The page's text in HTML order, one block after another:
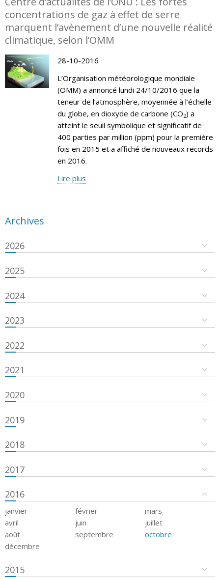
concentrations de gaz à effet de serre
marquent l’avènement d’une nouvelle réalité
climatique, selon l’OMM
28-10-2016
L’Organisation météorologique mondiale
(OMM) a annoncé lundi 24/10/2016 que la
teneur de l’atmosphère, moyennée à l’échelle
du globe, en dioxyde de carbone (CO2) a
atteint le seuil symbolique et significatif de
400 parties par million (ppm) pour la première
fois en 2015 et a affiché de nouveaux records
en 2016.
Lire plus
Archives
2026
2025
2024
2023
2022
2021
2020
2019
2018
2017
2016
janvier février
mars
avril
juin
juillet
août
septembre
octobre
décembre
2015